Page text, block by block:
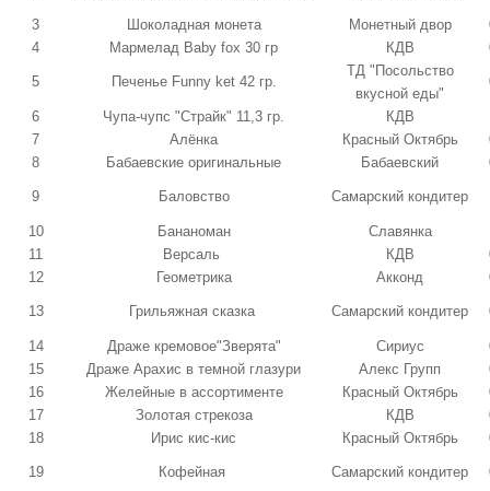
3 Шоколадная монета Монетный двор
4
Мармелад Baby fox 30 гр КДВ
5 Печенье Funny ket 42 гр.
ТД "Посольство
вкусной еды"
6 Чупа-чупс "Страйк" 11,3 гр. КДВ
7
Алёнка Красный Октябрь
8
Бабаевские оригинальные Бабаевский
9 Баловство Самарский кондитер
10 Бананоман Славянка
11
Версаль КДВ
12
Геометрика Акконд
13 Грильяжная сказка Самарский кондитер
14 Драже кремовое"Зверята" Сириус
15
Драже Арахис в темной глазури Алекс Групп
16
Желейные в ассортименте Красный Октябрь
17
Золотая стрекоза КДВ
18
Ирис кис-кис Красный Октябрь
19 Кофейная Самарский кондитер